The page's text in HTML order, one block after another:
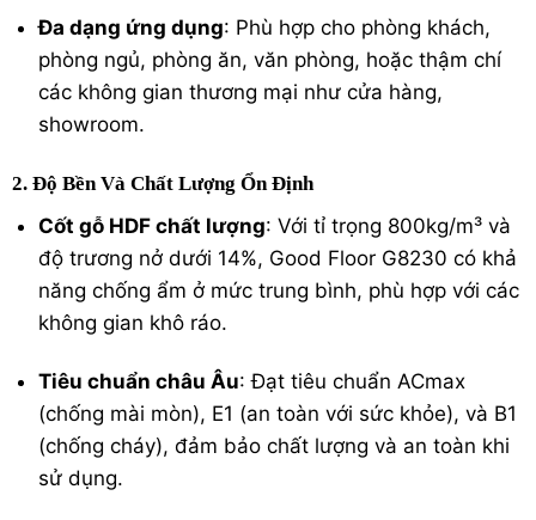
Đa dạng ứng dụng: Phù hợp cho phòng khách,
phòng ngủ, phòng ăn, văn phòng, hoặc thậm chí
các không gian thương mại như cửa hàng,
showroom.
2. Độ Bền Và Chất Lượng Ổn Định
Cốt gỗ HDF chất lượng: Với tỉ trọng 800kg/m³ và
độ trương nở dưới 14%, Good Floor G8230 có khả
năng chống ẩm ở mức trung bình, phù hợp với các
không gian khô ráo.
Tiêu chuẩn châu Âu: Đạt tiêu chuẩn ACmax
(chống mài mòn), E1 (an toàn với sức khỏe), và B1
(chống cháy), đảm bảo chất lượng và an toàn khi
sử dụng.